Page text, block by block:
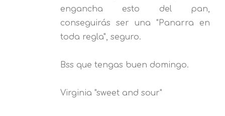
engancha esto del pan,
conseguirás ser una "Panarra en
toda regla", seguro.
Bss que tengas buen domingo.
Virginia "sweet and sour"